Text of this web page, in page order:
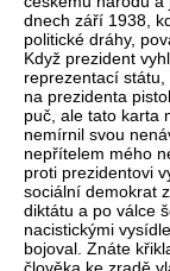
dnech září 1938,
politické dráhy,
Když prezident
reprezentací
na prezidenta
puč, ale tato karta
nemírnil svou
nepřítelem mého
proti prezidentovi
sociální demokrat
diktátu a po válce
nacistickými
bojoval. Znáte